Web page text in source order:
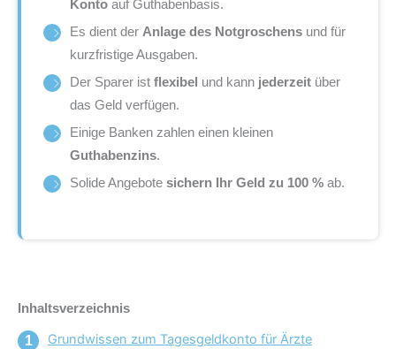
Konto auf Guthabenbasis.
Es dient der Anlage des Notgroschens und für
kurzfristige Ausgaben.
Der Sparer ist flexibel und kann jederzeit über
das Geld verfügen.
Einige Banken zahlen einen kleinen
Guthabenzins.
Solide Angebote sichern Ihr Geld zu 100 % ab.
Inhaltsverzeichnis
Grundwissen zum Tagesgeldkonto für Ärzte